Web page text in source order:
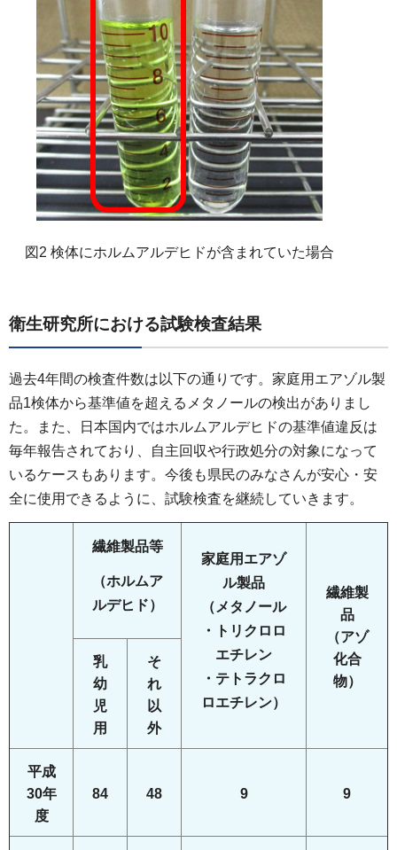
図2 検体にホルムアルデヒドが含まれていた場合
衛生研究所における試験検査結果
過去4年間の検査件数は以下の通りです。家庭用エアゾル製
品1検体から基準値を超えるメタノールの検出がありまし
た。また、日本国内ではホルムアルデヒドの基準値違反は
毎年報告されており、自主回収や行政処分の対象になって
いるケースもあります。今後も県民のみなさんが安心・安
全に使用できるように、試験検査を継続していきます。
繊維製品等
（ホルムア
ルデヒド）
家庭用エアゾ
ル製品
（メタノール
・トリクロロ
エチレン
・テトラクロ
ロエチレン）
繊維製
品
（アゾ
化合
物）
乳
幼
児
用
そ
れ
以
外
平成
30年
度
84 48 9 9